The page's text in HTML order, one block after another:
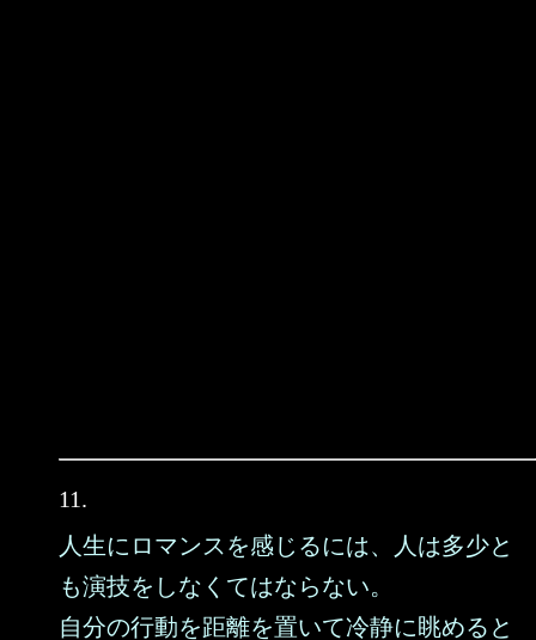
11.
人生にロマンスを感じるには、人は多少と
も演技をしなくてはならない。
自分の行動を距離を置いて冷静に眺めると